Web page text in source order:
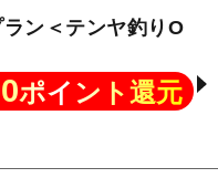
ン＜テンヤ釣りO
ポイント還元